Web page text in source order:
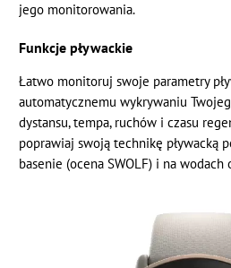
jego monitorowania.
Funkcje pływackie
Łatwo monitoruj swoje parametry
automatycznemu wykrywaniu
dystansu, tempa, ruchów i czasu
poprawiaj swoją technikę pływacką
basenie (ocena SWOLF) i na wodach